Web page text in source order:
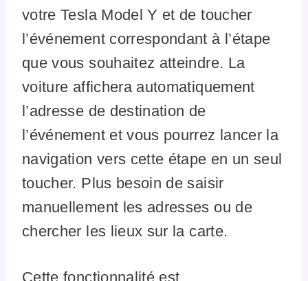
votre Tesla Model Y et de toucher
l’événement correspondant à l’étape
que vous souhaitez atteindre. La
voiture affichera automatiquement
l’adresse de destination de
l’événement et vous pourrez lancer la
navigation vers cette étape en un seul
toucher. Plus besoin de saisir
manuellement les adresses ou de
chercher les lieux sur la carte.
Cette fonctionnalité est